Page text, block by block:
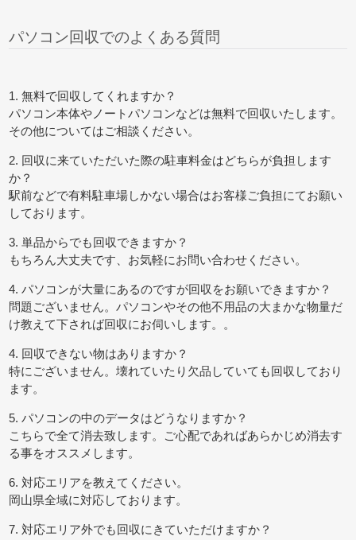
パソコン回収でのよくある質問
1. 無料で回収してくれますか？
パソコン本体やノートパソコンなどは無料で回収いたします。
その他についてはご相談ください。
2. 回収に来ていただいた際の駐車料金はどちらが負担します
か？
駅前などで有料駐車場しかない場合はお客様ご負担にてお願い
しております。
3. 単品からでも回収できますか？
もちろん大丈夫です、お気軽にお問い合わせください。
4. パソコンが大量にあるのですが回収をお願いできますか？
問題ございません。パソコンやその他不用品の大まかな物量だ
け教えて下されば回収にお伺いします。。
4. 回収できない物はありますか？
特にございません。壊れていたり欠品していても回収しており
ます。
5. パソコンの中のデータはどうなりますか？
こちらで全て消去致します。ご心配であればあらかじめ消去す
る事をオススメします。
6. 対応エリアを教えてください。
岡山県全域に対応しております。
7. 対応エリア外でも回収にきていただけますか？